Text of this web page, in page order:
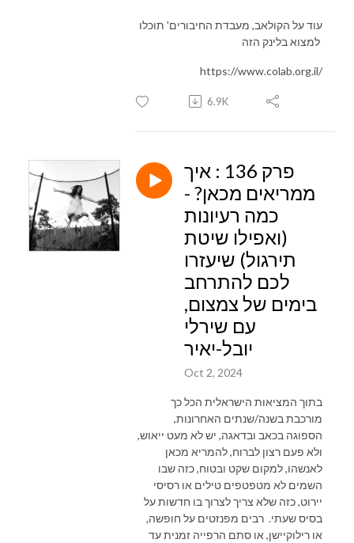
עוד על הקולאב, מעבדת החיבורים' תוכלו
https://www.colab.org.il/
6.9K
פרק 136 : איך
ממריאים מכאן? -
כמה רעיונות
(ואפילו שיטת
תירגול) שיעזרו
לכם להתרחב
בימים של צמצום,
עם שירלי
יובל-יאיר
Oct 2, 2024
בתוך המציאות הישראלית הכל כך
מורכבת בשנה/שנתים האחרונות,
הספוגה בכאב ובדאגה, יש לא מעט ייאוש,
ולא פעם רצון לברוח, להמריא מכאן
לאנשהו, למקום שקט ובטוח, כזה שבו
השמים לא מטפטפים טילים או רסיסי
יירוט, כזה שלא צריך לצרוך בו חדשות על
בסיס שעתי. רבים מפנזטים על חופשה,
או רילוקיישן, או סתם הרפייה זמנית עד